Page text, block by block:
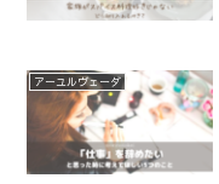
アーユルヴェーダ